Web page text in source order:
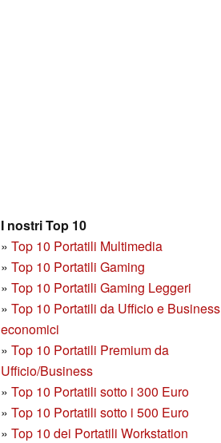
I nostri Top 10
» Top 10 Portatili Multimedia
» Top 10 Portatili Gaming
» Top 10 Portatili Gaming Leggeri
» Top 10 Portatili da Ufficio e Business
economici
» Top 10 Portatili Premium da
Ufficio/Business
» Top 10 Portatili sotto i 300 Euro
» Top 10 Portatili sotto i 500 Euro
» Top 10 dei Portatili Workstation